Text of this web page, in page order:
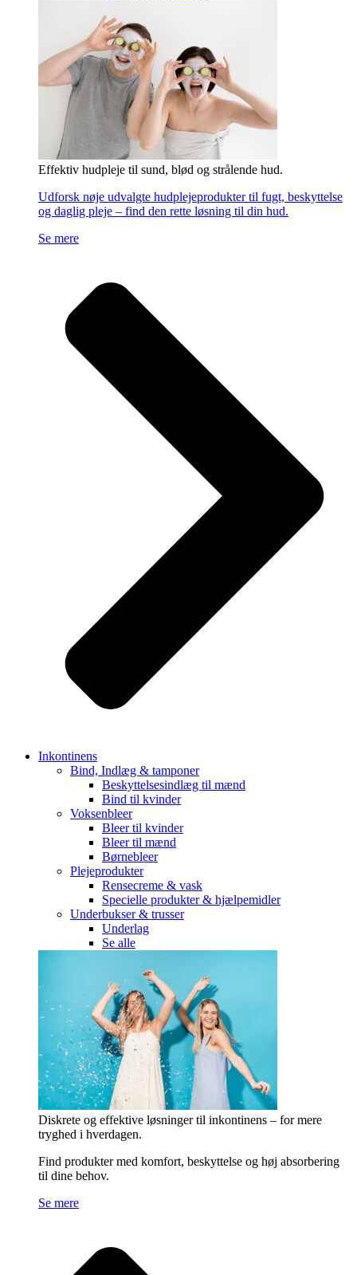
Effektiv hudpleje til sund, blød og strålende hud.
Udforsk nøje udvalgte hudplejeprodukter til fugt, beskyttelse
og daglig pleje – find den rette løsning til din hud.
Se mere
Inkontinens
Bind, Indlæg & tamponer
Beskyttelsesindlæg til mænd
Bind til kvinder
Voksenbleer
Bleer til kvinder
Bleer til mænd
Børnebleer
Plejeprodukter
Rensecreme & vask
Specielle produkter & hjælpemidler
Underbukser & trusser
Underlag
Se alle
Diskrete og effektive løsninger til inkontinens – for mere
tryghed i hverdagen.
Find produkter med komfort, beskyttelse og høj absorbering
til dine behov.
Se mere